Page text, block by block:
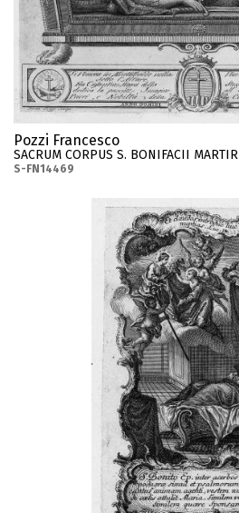
Pozzi Francesco
SACRUM CORPUS S. BONIFACII
S-FN14469